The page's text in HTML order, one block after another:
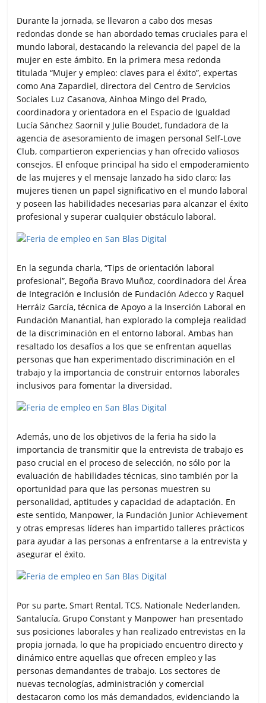
Durante la jornada, se llevaron a cabo dos mesas
redondas donde se han abordado temas cruciales para el
mundo laboral, destacando la relevancia del papel de la
mujer en este ámbito. En la primera mesa redonda
titulada “Mujer y empleo: claves para el éxito”, expertas
como Ana Zapardiel, directora del Centro de Servicios
Sociales Luz Casanova, Ainhoa Mingo del Prado,
coordinadora y orientadora en el Espacio de Igualdad
Lucía Sánchez Saornil y Julie Boudet, fundadora de la
agencia de asesoramiento de imagen personal Self-Love
Club, compartieron experiencias y han ofrecido valiosos
consejos. El enfoque principal ha sido el empoderamiento
de las mujeres y el mensaje lanzado ha sido claro; las
mujeres tienen un papel significativo en el mundo laboral
y poseen las habilidades necesarias para alcanzar el éxito
profesional y superar cualquier obstáculo laboral.
En la segunda charla, “Tips de orientación laboral
profesional”, Begoña Bravo Muñoz, coordinadora del Área
de Integración e Inclusión de Fundación Adecco y Raquel
Herráiz García, técnica de Apoyo a la Inserción Laboral en
Fundación Manantial, han explorado la compleja realidad
de la discriminación en el entorno laboral. Ambas han
resaltado los desafíos a los que se enfrentan aquellas
personas que han experimentado discriminación en el
trabajo y la importancia de construir entornos laborales
inclusivos para fomentar la diversidad.
Además, uno de los objetivos de la feria ha sido la
importancia de transmitir que la entrevista de trabajo es
paso crucial en el proceso de selección, no sólo por la
evaluación de habilidades técnicas, sino también por la
oportunidad para que las personas muestren su
personalidad, aptitudes y capacidad de adaptación. En
este sentido, Manpower, la Fundación Junior Achievement
y otras empresas líderes han impartido talleres prácticos
para ayudar a las personas a enfrentarse a la entrevista y
asegurar el éxito.
Por su parte, Smart Rental, TCS, Nationale Nederlanden,
Santalucía, Grupo Constant y Manpower han presentado
sus posiciones laborales y han realizado entrevistas en la
propia jornada, lo que ha propiciado encuentro directo y
dinámico entre aquellas que ofrecen empleo y las
personas demandantes de trabajo. Los sectores de
nuevas tecnologías, administración y comercial
destacaron como los más demandados, evidenciando la